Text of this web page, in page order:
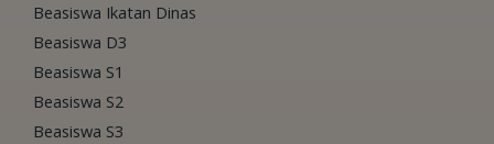
Beasiswa Ikatan Dinas
Beasiswa D3
Beasiswa S1
Beasiswa S2
Beasiswa S3